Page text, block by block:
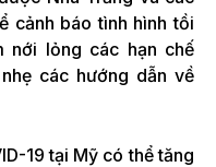
cảnh báo tình hình tồi
nới lỏng các hạn chế
các hướng dẫn về
19 tại Mỹ có thể tăng